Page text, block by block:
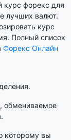
курс форекс для
лучших валют.
курс
Полный список
Форекс Онлайн
обмениваемое
которому вы